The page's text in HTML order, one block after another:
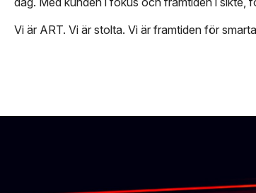
Vi är ART. Vi är stolta. Vi är framtiden för